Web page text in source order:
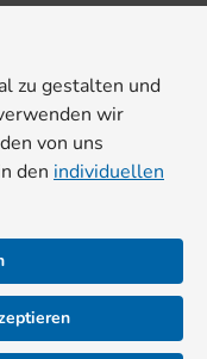
zu gestalten und
wir
von uns
den individuellen